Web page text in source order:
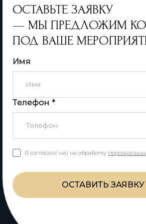
Имя
Телефон *
ОСТАВИТЬ ЗАЯВКУ
Я согласен(-на) на обработку
ОСТАВЬТЕ ЗАЯВКУ
— МЫ ПРЕДЛОЖИМ
ПОД ВАШЕ